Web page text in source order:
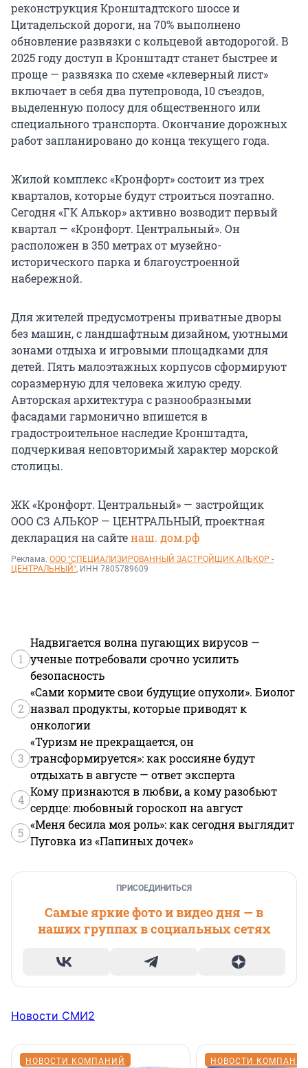
реконструкция Кронштадтского шоссе и
Цитадельской дороги, на 70% выполнено
обновление развязки с кольцевой автодорогой. В
2025 году доступ в Кронштадт станет быстрее и
проще — развязка по схеме «клеверный лист»
включает в себя два путепровода, 10 съездов,
выделенную полосу для общественного или
специального транспорта. Окончание дорожных
работ запланировано до конца текущего года.
Жилой комплекс «Кронфорт» состоит из трех
кварталов, которые будут строиться поэтапно.
Сегодня «ГК Алькор» активно возводит первый
квартал — «Кронфорт. Центральный». Он
расположен в 350 метрах от музейно-
исторического парка и благоустроенной
набережной.
Для жителей предусмотрены приватные дворы
без машин, с ландшафтным дизайном, уютными
зонами отдыха и игровыми площадками для
детей. Пять малоэтажных корпусов сформируют
соразмерную для человека жилую среду.
Авторская архитектура с разнообразными
фасадами гармонично впишется в
градостроительное наследие Кронштадта,
подчеркивая неповторимый характер морской
столицы.
ЖК «Кронфорт. Центральный» — застройщик
ООО СЗ АЛЬКОР — ЦЕНТРАЛЬНЫЙ, проектная
декларация на сайтенаш. дом.рф
Реклама. ООО "СПЕЦИАЛИЗИРОВАННЫЙ ЗАСТРОЙЩИК АЛЬКОР -
ЦЕНТРАЛЬНЫЙ", ИНН 7805789609
1
Надвигается волна пугающих вирусов —
ученые потребовали срочно усилить
безопасность
2
«Сами кормите свои будущие опухоли». Биолог
назвал продукты, которые приводят к
онкологии
3
«Туризм не прекращается, он
трансформируется»: как россияне будут
отдыхать в августе — ответ эксперта
4
Кому признаются в любви, а кому разобьют
сердце: любовный гороскоп на август
5
«Меня бесила моя роль»: как сегодня выглядит
Пуговка из «Папиных дочек»
ПРИСОЕДИНИТЬСЯ
Самые яркие фото и видео дня — в
наших группах в социальных сетях
Новости СМИ2
НОВОСТИ КОМПАНИЙ НОВОСТИ